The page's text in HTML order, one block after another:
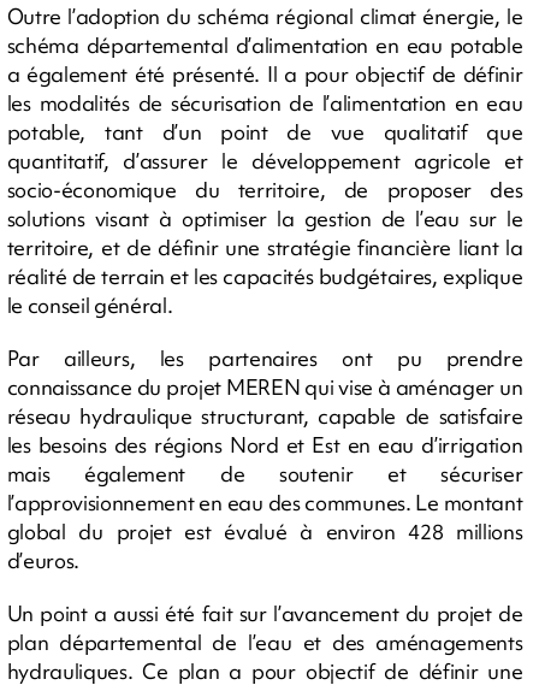
Outre l’adoption du schéma régional climat énergie, le
schéma départemental d’alimentation en eau potable
a également été présenté. Il a pour objectif de définir
les modalités de sécurisation de l’alimentation en eau
potable, tant d’un point de vue qualitatif que
quantitatif, d’assurer le développement agricole et
socio-économique du territoire, de proposer des
solutions visant à optimiser la gestion de l’eau sur le
territoire, et de définir une stratégie financière liant la
réalité de terrain et les capacités budgétaires, explique
le conseil général.
Par ailleurs, les partenaires ont pu prendre
connaissance du projet MEREN qui vise à aménager un
réseau hydraulique structurant, capable de satisfaire
les besoins des régions Nord et Est en eau d’irrigation
mais également de soutenir et sécuriser
l’approvisionnement en eau des communes. Le montant
global du projet est évalué à environ 428 millions
d’euros.
Un point a aussi été fait sur l’avancement du projet de
plan départemental de l’eau et des aménagements
hydrauliques. Ce plan a pour objectif de définir une